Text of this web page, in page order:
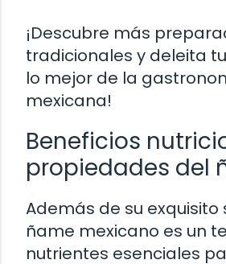
¡Descubre más
tradicionales y deleita
lo mejor de la
mexicana!
Beneficios
propiedades del
Además de su exquisito
ñame mexicano es un
nutrientes esenciales